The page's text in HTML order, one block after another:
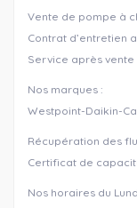
Vente de pompe à
Contrat d’entretien
Service après vente
Nos marques :
Westpoint-Daikin-
Récupération des
Certificat de
Nos horaires du